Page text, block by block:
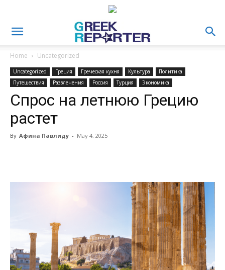
Home Uncategorized
Uncategorized Греция Греческая кухня Культура
Политика
Путешествия
Развлечения Россия Турция Экономика
Спрос на летнюю Грецию
растет
By Афина Павлиду - May 4, 2025